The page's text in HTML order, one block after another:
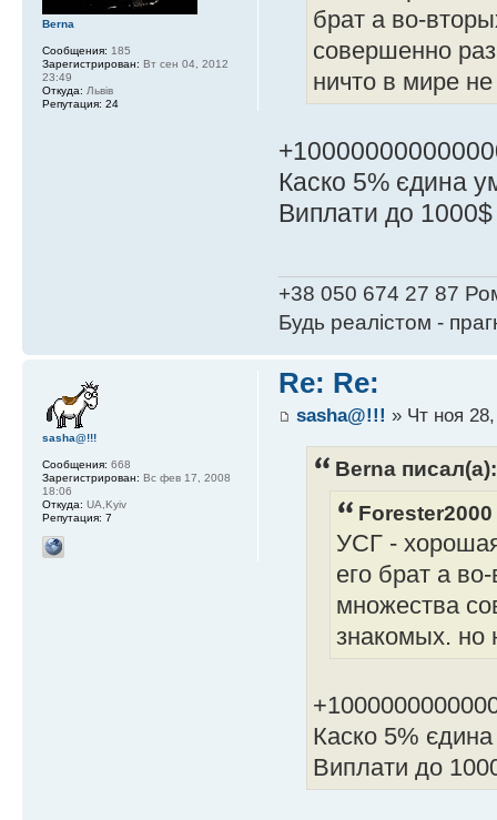
брат а во-
совершенно
ничто в мире
Каско 5% єдина
Виплати до
+38 050 674 27 87
Будь реалістом -
Berna
Сообщения: 185
Зарегистрирован: Вт сен 04, 2012
23:49
Откуда: Львів
Репутация: 24
Re: Re:
sasha@!!! » Чт ноя
Berna писал(а):
УСГ -
его брат а
множества
знакомых. но
Каско 5%
Виплати до
sasha@!!!
Сообщения: 668
Зарегистрирован: Вс фев 17, 2008
18:06
Откуда: UA,Kyiv
Репутация: 7